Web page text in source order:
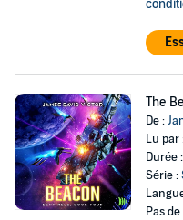
The
De :
Lu par
Durée
Série :
Pas